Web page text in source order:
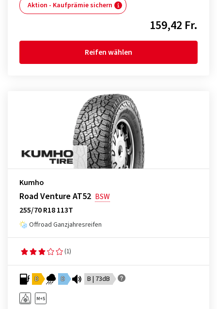
Aktion - Kaufprämie sichern
159,42 Fr.
Reifen wählen
Kumho
Road Venture AT52 BSW
255/70 R18 113T
Offroad Ganzjahresreifen
(1)
D D B | 73dB